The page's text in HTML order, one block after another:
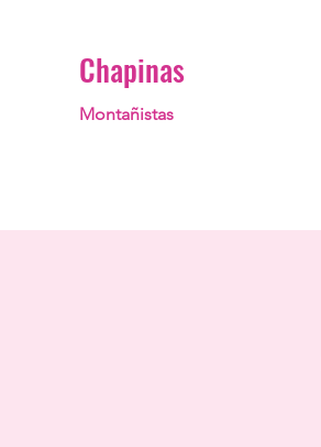
Chapinas
Montañistas